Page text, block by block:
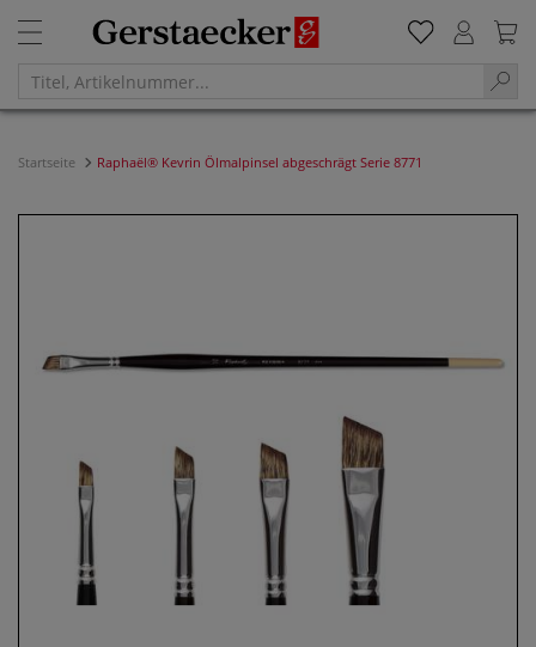
Startseite Raphaël® Kevrin Ölmalpinsel abgeschrägt Serie 8771